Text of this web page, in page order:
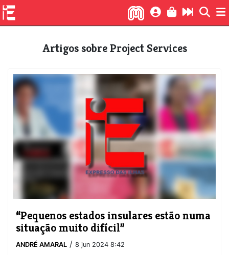
Artigos sobre Project Services
“Pequenos estados insulares estão numa
situação muito difícil”
ANDRÉ AMARAL / 8 jun 2024 8:42